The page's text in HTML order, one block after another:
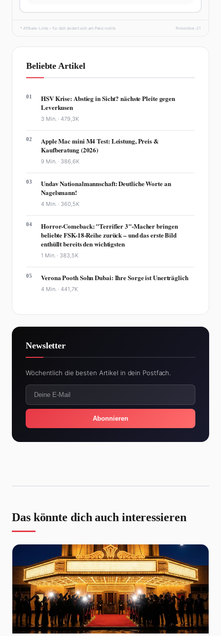
* Affiliate-Links – für dich ändert sich am Preis nichts. fhmonline-21
Beliebte Artikel
01
HSV Krise: Abstieg in Sicht? nächste Pleite gegen
Leverkusen
3 Min. ·479,3K
02
Apple Mac mini M4 Test: Leistung, Preis &
Kaufberatung (2026)
9 Min. · 386,6K
03
Undav Nationalmannschaft: Deutliche Worte an
Nagelsmann!
4 Min. · 360,5K
04
Horror-Comeback: "Terrifier 3"-Macher bringen
beliebte FSK-18-Reihe zurück – und das erste Bild
enthüllt bereits den wichtigsten
1 Min. · 383,5K
05 Verona Pooth Sohn Dubai: Ihre Sorge ist Unerträglich
4 Min. ·441,7K
Newsletter
Wöchentlich die besten Artikel in dein Postfach.
Abonnieren
Das könnte dich auch interessieren